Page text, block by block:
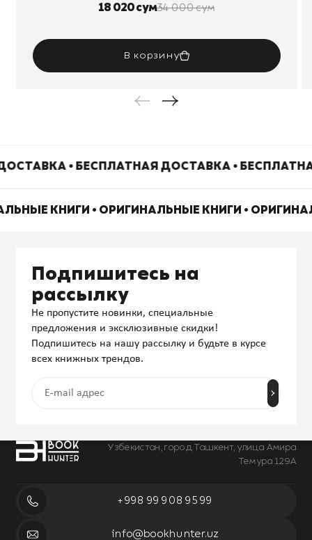
18 020 сум34 000 сум
В корзину
• БЕСПЛАТНАЯ ДОСТАВКА •
КНИГИ • ОРИГИНАЛЬНЫЕ КНИГИ •
Узбекистан, город Ташкент, улица Амира
Темура 129А
+998 99 908 95 99
info@bookhunter.uz
Подпишитесь на
рассылку
Не пропустите новинки, специальные
предложения и эксклюзивные скидки!
Подпишитесь на нашу рассылку и будьте в курсе
всех книжных трендов.